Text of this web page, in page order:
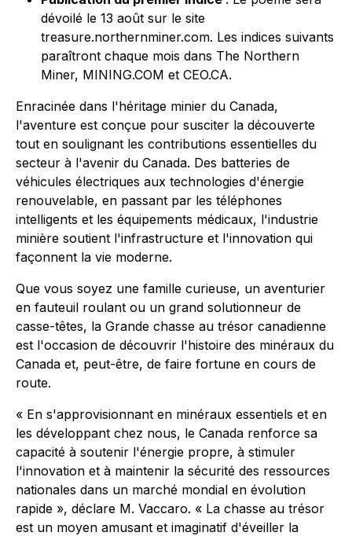
dévoilé le 13 août sur le site
treasure.northernminer.com. Les indices suivants
paraîtront chaque mois dans The Northern
Miner, MINING.COM et CEO.CA.
Enracinée dans l'héritage minier du Canada,
l'aventure est conçue pour susciter la découverte
tout en soulignant les contributions essentielles du
secteur à l'avenir du Canada. Des batteries de
véhicules électriques aux technologies d'énergie
renouvelable, en passant par les téléphones
intelligents et les équipements médicaux, l'industrie
minière soutient l'infrastructure et l'innovation qui
façonnent la vie moderne.
Que vous soyez une famille curieuse, un aventurier
en fauteuil roulant ou un grand solutionneur de
casse-têtes, la Grande chasse au trésor canadienne
est l'occasion de découvrir l'histoire des minéraux du
Canada et, peut-être, de faire fortune en cours de
route.
« En s'approvisionnant en minéraux essentiels et en
les développant chez nous, le Canada renforce sa
capacité à soutenir l'énergie propre, à stimuler
l'innovation et à maintenir la sécurité des ressources
nationales dans un marché mondial en évolution
rapide », déclare M. Vaccaro. « La chasse au trésor
est un moyen amusant et imaginatif d'éveiller la